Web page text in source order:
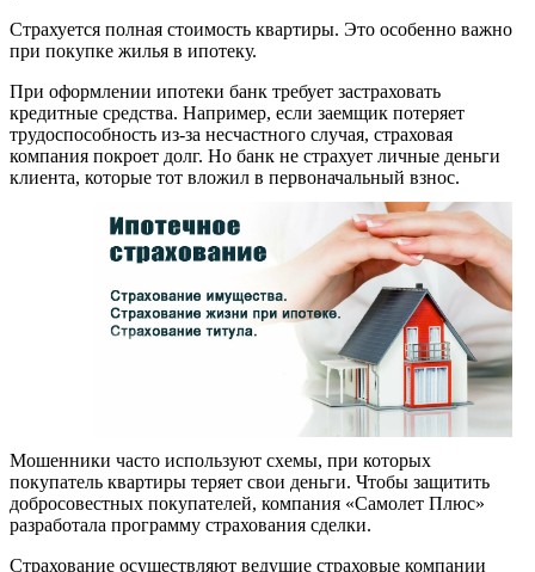
Страхуется полная стоимость квартиры. Это особенно важно
при покупке жилья в ипотеку.
При оформлении ипотеки банк требует застраховать
кредитные средства. Например, если заемщик потеряет
трудоспособность из-за несчастного случая, страховая
компания покроет долг. Но банк не страхует личные деньги
клиента, которые тот вложил в первоначальный взнос.
Мошенники часто используют схемы, при которых
покупатель квартиры теряет свои деньги. Чтобы защитить
добросовестных покупателей, компания «Самолет Плюс»
разработала программу страхования сделки.
Страхование осуществляют ведущие страховые компании